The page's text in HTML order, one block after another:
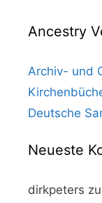
Ancestry
Archiv- und
Deutsche
Neueste
dirkpeters zu